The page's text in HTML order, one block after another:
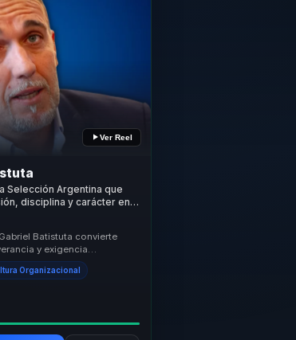
Ver Reel
Selección Argentina que
disciplina y carácter en
para líderes y
Batistuta convierte
y exigencia
conversación aplicable al
Organizacional